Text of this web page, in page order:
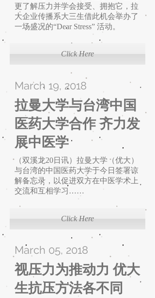
更了解压力并学会接受、拥抱它，拉
大企业传播系大三生借此机会举办了
一场盛况的“Dear Stress” 活动。
Click Here
March 19, 2018
拉曼大学与台湾中国
医药大学合作 ​齐力发
展中医学
（双溪龙20日讯）拉曼大学（优大）
与台湾的中国医药大学于今日签署谅
解备忘录，以促进双方在中医学术上
交流和互相学习……
Click Here
March 05, 2018
视压力为推动力 优大
生抗压方法各不同